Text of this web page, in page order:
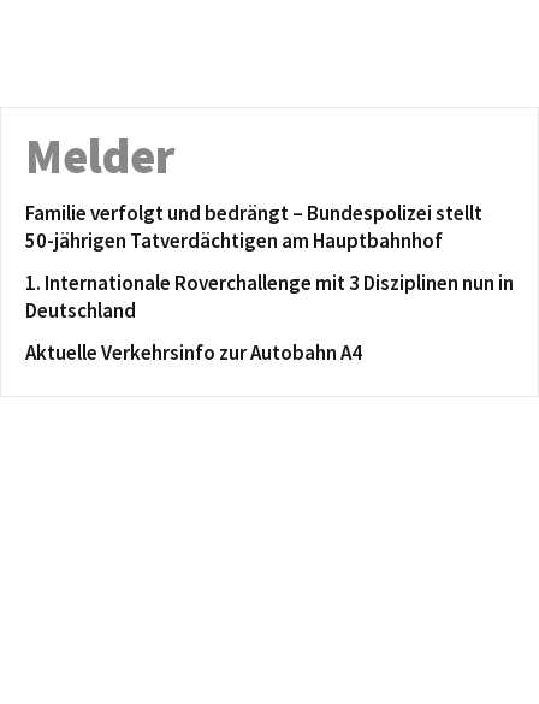
Melder
Familie verfolgt und bedrängt – Bundespolizei stellt
50-jährigen Tatverdächtigen am Hauptbahnhof
1. Internationale Roverchallenge mit 3 Disziplinen nun in
Deutschland
Aktuelle Verkehrsinfo zur Autobahn A4